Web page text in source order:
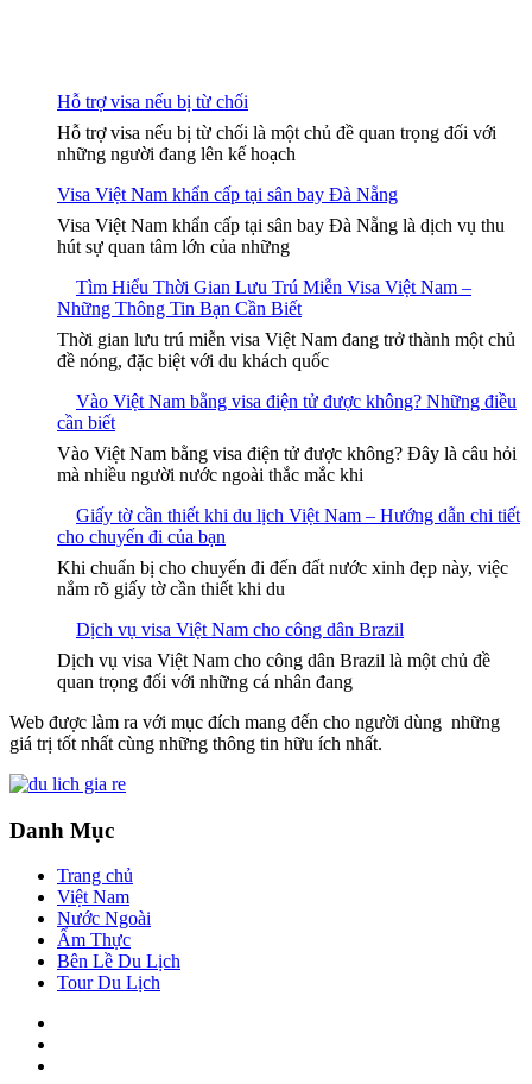
Hỗ trợ visa nếu bị từ chối
Hỗ trợ visa nếu bị từ chối là một chủ đề quan trọng đối với
những người đang lên kế hoạch
Visa Việt Nam khẩn cấp tại sân bay Đà Nẵng
Visa Việt Nam khẩn cấp tại sân bay Đà Nẵng là dịch vụ thu
hút sự quan tâm lớn của những
Tìm Hiểu Thời Gian Lưu Trú Miễn Visa Việt Nam –
Những Thông Tin Bạn Cần Biết
Thời gian lưu trú miễn visa Việt Nam đang trở thành một chủ
đề nóng, đặc biệt với du khách quốc
Vào Việt Nam bằng visa điện tử được không? Những điều
cần biết
Vào Việt Nam bằng visa điện tử được không? Đây là câu hỏi
mà nhiều người nước ngoài thắc mắc khi
Giấy tờ cần thiết khi du lịch Việt Nam – Hướng dẫn chi tiết
cho chuyến đi của bạn
Khi chuẩn bị cho chuyến đi đến đất nước xinh đẹp này, việc
nắm rõ giấy tờ cần thiết khi du
Dịch vụ visa Việt Nam cho công dân Brazil
Dịch vụ visa Việt Nam cho công dân Brazil là một chủ đề
quan trọng đối với những cá nhân đang
Web được làm ra với mục đích mang đến cho người dùng những
giá trị tốt nhất cùng những thông tin hữu ích nhất.
Danh Mục
Trang chủ
Việt Nam
Nước Ngoài
Ẩm Thực
Bên Lề Du Lịch
Tour Du Lịch